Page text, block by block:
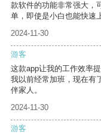
款软件的功能非常强大，
单，即使是小白也能快速
2024-11-30
游客
这款app让我的工作效率
我以前经常加班，现在有
伴家人。
2024-11-30
游客